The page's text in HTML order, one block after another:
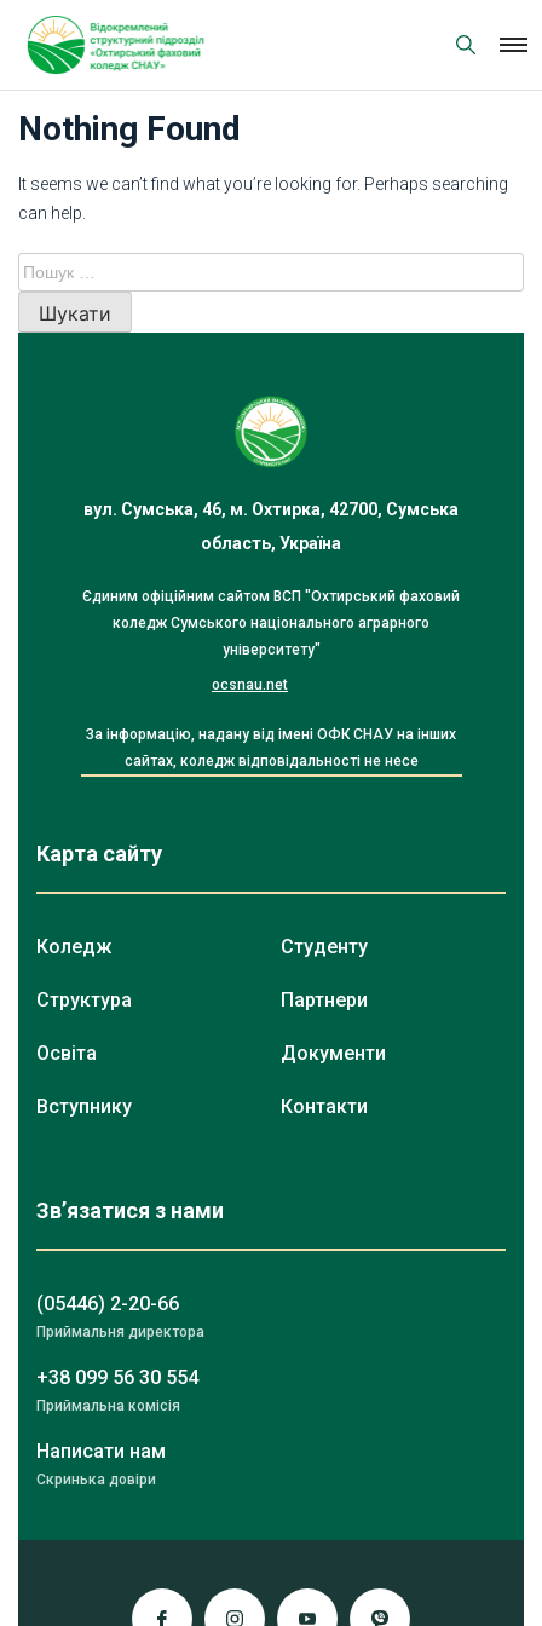
Skip
to
content
Nothing Found
It seems we can’t find what you’re looking for. Perhaps searching
can help.
Пошук:
вул. Сумська, 46, м. Охтирка, 42700, Сумська
область, Україна
Єдиним офіційним сайтом ВСП "Охтирський фаховий
коледж Сумського національного аграрного
університету"
ocsnau.net
За інформацію, надану від імені ОФК СНАУ на інших
сайтах, коледж відповідальності не несе
Карта сайту
Коледж
Структура
Освіта
Вступнику
Студенту
Партнери
Документи
Контакти
Зв’язатися з нами
(05446) 2-20-66
Приймальня директора
+38 099 56 30 554
Приймальна комісія
Написати нам
Скринька довіри